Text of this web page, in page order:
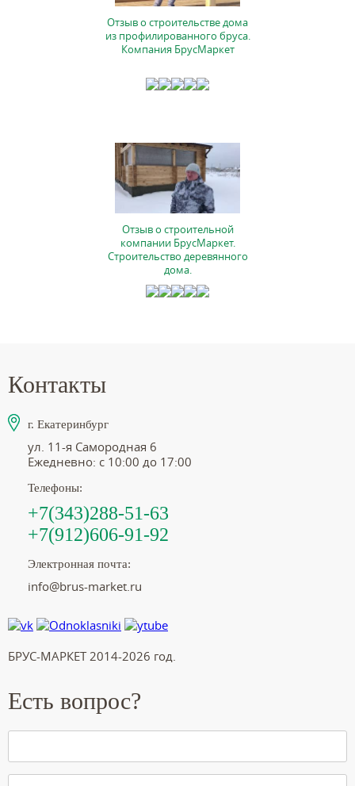
Отзыв о строительстве дома
из профилированного бруса.
Компания БрусМаркет
Отзыв о строительной
компании БрусМаркет.
Строительство деревянного
дома.
Контакты
г. Екатеринбург
ул. 11-я Самородная 6
Ежедневно: с 10:00 до 17:00
Телефоны:
+7(343)288-51-63
+7(912)606-91-92
Электронная почта:
info@brus-market.ru
БРУС-МАРКЕТ 2014-2026 год.
Есть вопрос?